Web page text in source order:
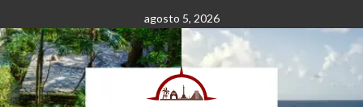
al
contenido
agosto 5, 2026